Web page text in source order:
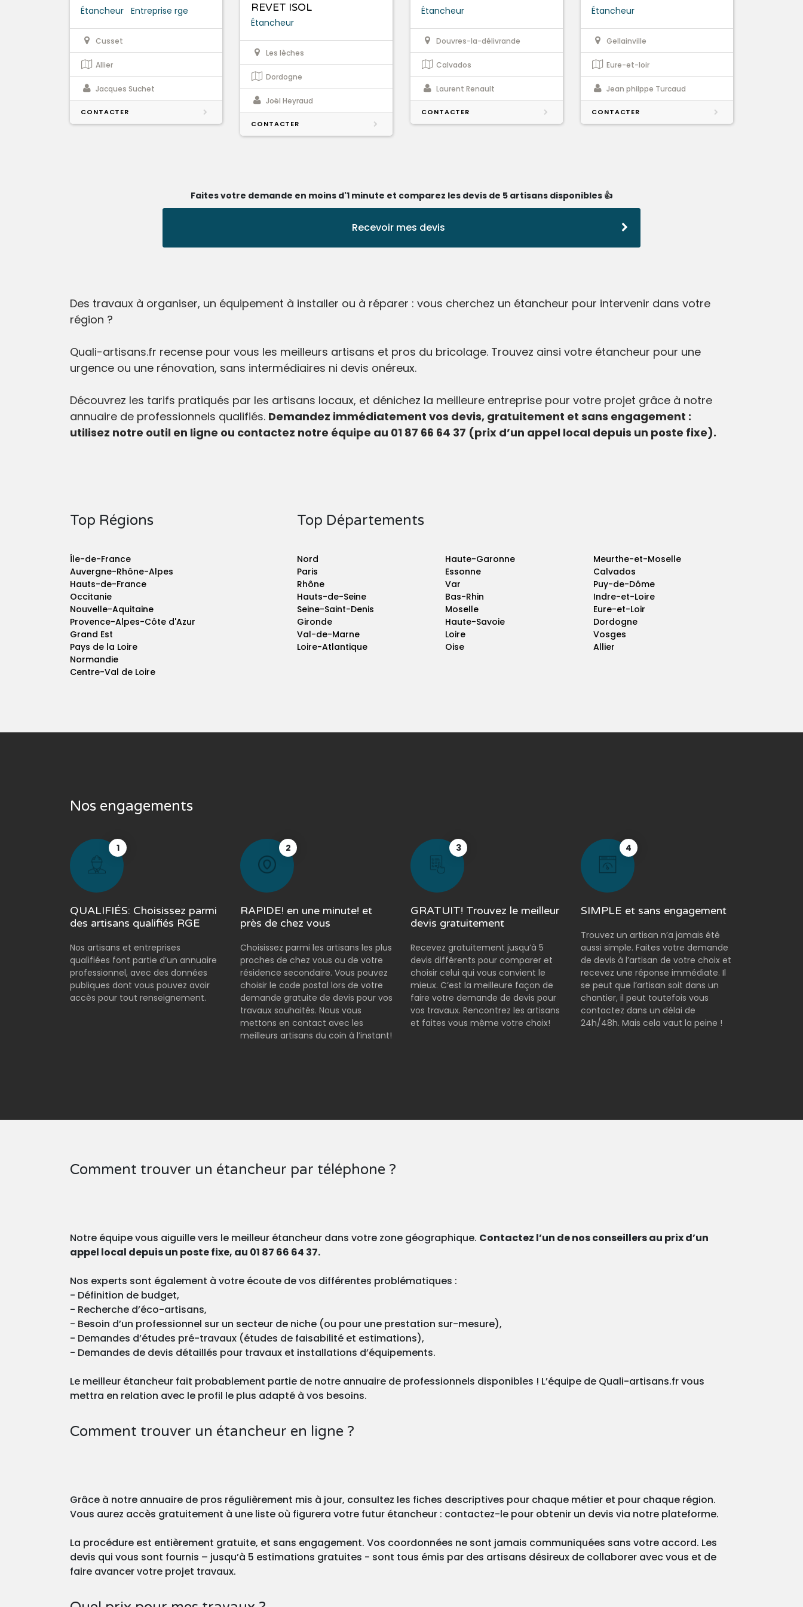
Étancheur Entreprise rge
Cusset
Allier
Jacques Suchet
CONTACTER
REVET ISOL
Étancheur
Les lèches
Dordogne
Joël Heyraud
CONTACTER
Étancheur
Douvres-la-délivrande
Calvados
Laurent Renault
CONTACTER
Étancheur
Gellainville
Eure-et-loir
Jean philppe Turcaud
CONTACTER
Faites votre demande en moins d'1 minute et comparez les devis de 5 artisans disponibles 👍
Recevoir mes devis
Des travaux à organiser, un équipement à installer ou à réparer : vous cherchez un étancheur pour intervenir dans votre
région ?
Quali-artisans.fr recense pour vous les meilleurs artisans et pros du bricolage. Trouvez ainsi votre étancheur pour une
urgence ou une rénovation, sans intermédiaires ni devis onéreux.
Découvrez les tarifs pratiqués par les artisans locaux, et dénichez la meilleure entreprise pour votre projet grâce à notre
annuaire de professionnels qualifiés. Demandez immédiatement vos devis, gratuitement et sans engagement :
utilisez notre outil en ligne ou contactez notre équipe au 01 87 66 64 37 (prix d’un appel local depuis un poste fixe).
Top Régions
Île-de-France
Auvergne-Rhône-Alpes
Hauts-de-France
Occitanie
Nouvelle-Aquitaine
Provence-Alpes-Côte d'Azur
Grand Est
Pays de la Loire
Normandie
Centre-Val de Loire
Top Départements
Nord
Paris
Rhône
Hauts-de-Seine
Seine-Saint-Denis
Gironde
Val-de-Marne
Loire-Atlantique
Haute-Garonne
Essonne
Var
Bas-Rhin
Moselle
Haute-Savoie
Loire
Oise
Meurthe-et-Moselle
Calvados
Puy-de-Dôme
Indre-et-Loire
Eure-et-Loir
Dordogne
Vosges
Allier
Nos engagements
1
QUALIFIÉS: Choisissez parmi
des artisans qualifiés RGE
Nos artisans et entreprises
qualifiées font partie d’un annuaire
professionnel, avec des données
publiques dont vous pouvez avoir
accès pour tout renseignement.
2
RAPIDE! en une minute! et
près de chez vous
Choisissez parmi les artisans les plus
proches de chez vous ou de votre
résidence secondaire. Vous pouvez
choisir le code postal lors de votre
demande gratuite de devis pour vos
travaux souhaités. Nous vous
mettons en contact avec les
meilleurs artisans du coin à l’instant!
3
GRATUIT! Trouvez le meilleur
devis gratuitement
Recevez gratuitement jusqu’à 5
devis différents pour comparer et
choisir celui qui vous convient le
mieux. C’est la meilleure façon de
faire votre demande de devis pour
vos travaux. Rencontrez les artisans
et faites vous même votre choix!
4
SIMPLE et sans engagement
Trouvez un artisan n’a jamais été
aussi simple. Faites votre demande
de devis à l’artisan de votre choix et
recevez une réponse immédiate. Il
se peut que l’artisan soit dans un
chantier, il peut toutefois vous
contactez dans un délai de
24h/48h. Mais cela vaut la peine !
Comment trouver un étancheur par téléphone ?
Notre équipe vous aiguille vers le meilleur étancheur dans votre zone géographique. Contactez l’un de nos conseillers au prix d’un
appel local depuis un poste fixe, au 01 87 66 64 37.
Nos experts sont également à votre écoute de vos différentes problématiques :
- Définition de budget,
- Recherche d’éco-artisans,
- Besoin d’un professionnel sur un secteur de niche (ou pour une prestation sur-mesure),
- Demandes d’études pré-travaux (études de faisabilité et estimations),
- Demandes de devis détaillés pour travaux et installations d’équipements.
Le meilleur étancheur fait probablement partie de notre annuaire de professionnels disponibles ! L’équipe de Quali-artisans.fr vous
mettra en relation avec le profil le plus adapté à vos besoins.
Comment trouver un étancheur en ligne ?
Grâce à notre annuaire de pros régulièrement mis à jour, consultez les fiches descriptives pour chaque métier et pour chaque région.
Vous aurez accès gratuitement à une liste où figurera votre futur étancheur : contactez-le pour obtenir un devis via notre plateforme.
La procédure est entièrement gratuite, et sans engagement. Vos coordonnées ne sont jamais communiquées sans votre accord. Les
devis qui vous sont fournis – jusqu’à 5 estimations gratuites - sont tous émis par des artisans désireux de collaborer avec vous et de
faire avancer votre projet travaux.